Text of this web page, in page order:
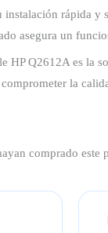
rápida y
asegura un
HP Q2612A es la
la
comprado